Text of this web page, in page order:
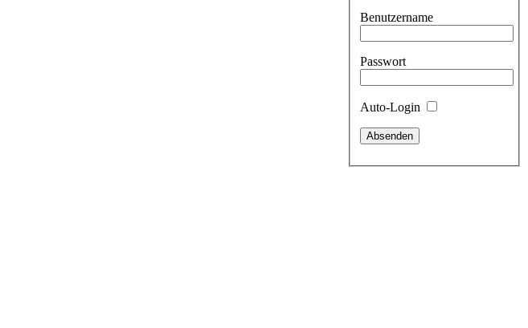
Benutzername
Passwort
Auto-Login